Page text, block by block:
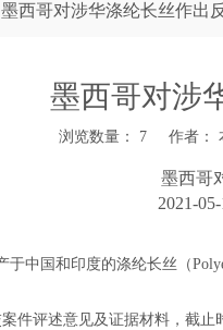
墨西哥对涉华涤纶长丝作出
墨西哥对涉
浏览数量： 7作者：
墨西哥
2021-
中国和印度的涤纶长丝（
件评述意见及证据材料，截止